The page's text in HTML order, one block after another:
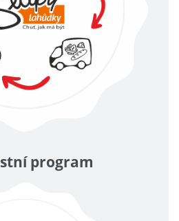
program